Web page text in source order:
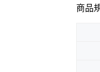
商品